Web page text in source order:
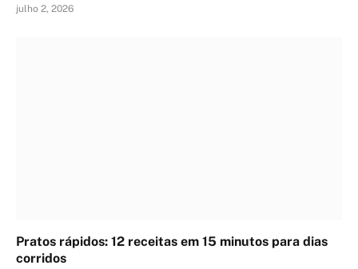
julho 2, 2026
Pratos rápidos: 12 receitas em 15 minutos para dias
corridos